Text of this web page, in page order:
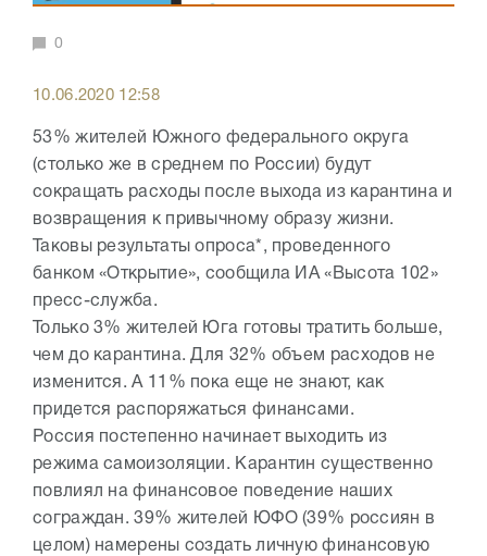
0
10.06.2020 12:58
53% жителей Южного федерального округа
(столько же в среднем по России) будут
сокращать расходы после выхода из карантина и
возвращения к привычному образу жизни.
Таковы результаты опроса*, проведенного
банком «Открытие», сообщила ИА «Высота 102»
пресс-служба.
Только 3% жителей Юга готовы тратить больше,
чем до карантина. Для 32% объем расходов не
изменится. А 11% пока еще не знают, как
придется распоряжаться финансами.
Россия постепенно начинает выходить из
режима самоизоляции. Карантин существенно
повлиял на финансовое поведение наших
сограждан. 39% жителей ЮФО (39% россиян в
целом) намерены создать личную финансовую